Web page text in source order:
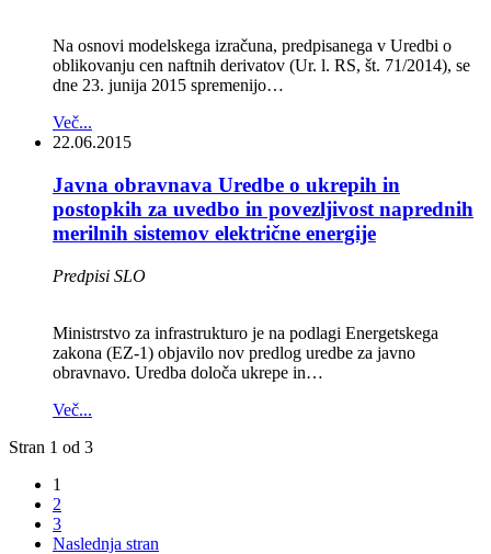
Na osnovi modelskega izračuna, predpisanega v Uredbi o
oblikovanju cen naftnih derivatov (Ur. l. RS, št. 71/2014), se
dne 23. junija 2015 spremenijo…
Več...
22.06.2015
Javna obravnava Uredbe o ukrepih in
postopkih za uvedbo in povezljivost naprednih
merilnih sistemov električne energije
Predpisi SLO
Ministrstvo za infrastrukturo je na podlagi Energetskega
zakona (EZ-1) objavilo nov predlog uredbe za javno
obravnavo. Uredba določa ukrepe in…
Več...
Stran 1 od 3
1
2
3
Naslednja stran